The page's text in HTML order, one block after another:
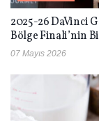
2025-26 DaVinci
Bölge Finali’nin
07 Mayıs 2026